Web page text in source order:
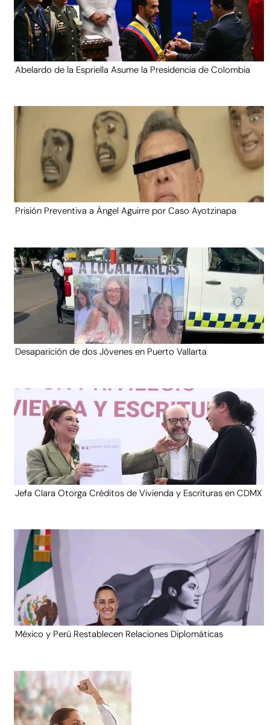
Abelardo de la Espriella Asume la Presidencia de Colombia
Prisión Preventiva a Ángel Aguirre por Caso Ayotzinapa
Desaparición de dos Jóvenes en Puerto Vallarta
Jefa Clara Otorga Créditos de Vivienda y Escrituras en CDMX
México y Perú Restablecen Relaciones Diplomáticas